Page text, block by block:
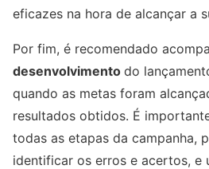
eficazes na hora de alcançar a
Por fim, é recomendado
desenvolvimento do
quando as metas foram
resultados obtidos. É
todas as etapas da campanha,
identificar os erros e acertos, e